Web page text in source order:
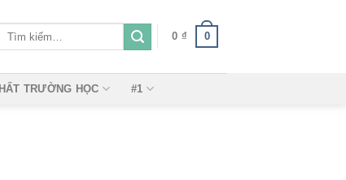
0 ₫ 0
TRƯỜNG HỌC #1